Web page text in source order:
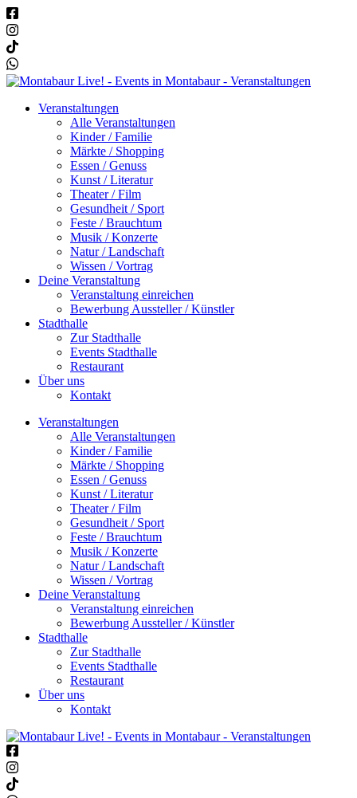
Veranstaltungen
Alle Veranstaltungen
Kinder / Familie
Märkte / Shopping
Essen / Genuss
Kunst / Literatur
Theater / Film
Gesundheit / Sport
Feste / Brauchtum
Musik / Konzerte
Natur / Landschaft
Wissen / Vortrag
Deine Veranstaltung
Veranstaltung einreichen
Bewerbung Aussteller / Künstler
Stadthalle
Zur Stadthalle
Events Stadthalle
Restaurant
Über uns
Kontakt
Veranstaltungen
Alle Veranstaltungen
Kinder / Familie
Märkte / Shopping
Essen / Genuss
Kunst / Literatur
Theater / Film
Gesundheit / Sport
Feste / Brauchtum
Musik / Konzerte
Natur / Landschaft
Wissen / Vortrag
Deine Veranstaltung
Veranstaltung einreichen
Bewerbung Aussteller / Künstler
Stadthalle
Zur Stadthalle
Events Stadthalle
Restaurant
Über uns
Kontakt